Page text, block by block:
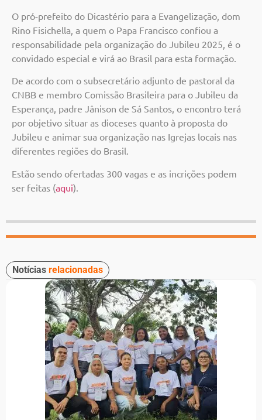
O pró-prefeito do Dicastério para a Evangelização, dom
Rino Fisichella, a quem o Papa Francisco confiou a
responsabilidade pela organização do Jubileu 2025, é o
convidado especial e virá ao Brasil para esta formação.
De acordo com o subsecretário adjunto de pastoral da
CNBB e membro Comissão Brasileira para o Jubileu da
Esperança, padre Jânison de Sá Santos, o encontro terá
por objetivo situar as dioceses quanto à proposta do
Jubileu e animar sua organização nas Igrejas locais nas
diferentes regiões do Brasil.
Estão sendo ofertadas 300 vagas e as incrições podem
ser feitas (aqui).
Notícias relacionadas